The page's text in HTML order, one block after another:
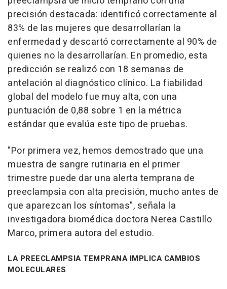
precisión destacada: identificó correctamente al
83% de las mujeres que desarrollarían la
enfermedad y descartó correctamente al 90% de
quienes no la desarrollarían. En promedio, esta
predicción se realizó con 18 semanas de
antelación al diagnóstico clínico. La fiabilidad
global del modelo fue muy alta, con una
puntuación de 0,88 sobre 1 en la métrica
estándar que evalúa este tipo de pruebas.
"Por primera vez, hemos demostrado que una
muestra de sangre rutinaria en el primer
trimestre puede dar una alerta temprana de
preeclampsia con alta precisión, mucho antes de
que aparezcan los síntomas", señala la
investigadora biomédica doctora Nerea Castillo
Marco, primera autora del estudio.
LA PREECLAMPSIA TEMPRANA IMPLICA CAMBIOS
MOLECULARES